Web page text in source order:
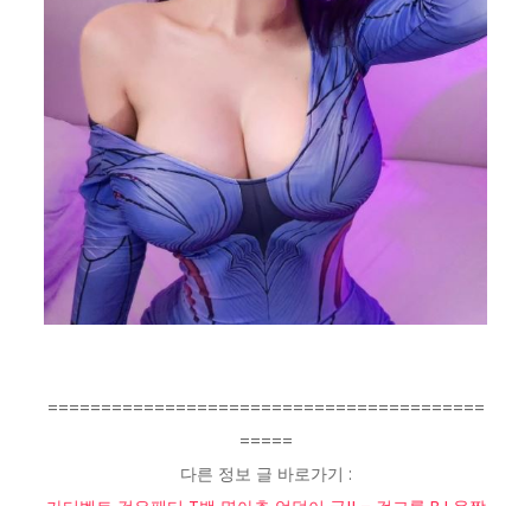
=========================================
=====
다른 정보 글 바로가기 :